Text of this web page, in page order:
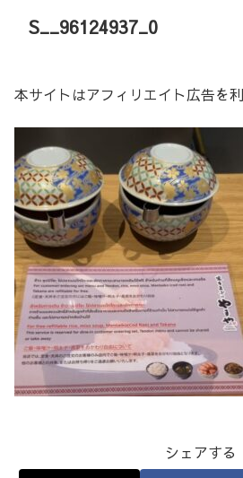
S__96124937_0
本サイトはアフィリエイト広告を
シェアする